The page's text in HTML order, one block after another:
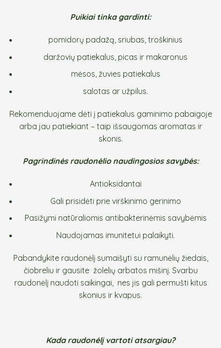
Puikiai tinka gardinti:
pomidorų padažą, sriubas, troškinius
daržovių patiekalus, picas ir makaronus
mėsos, žuvies patiekalus
salotas ar užpilus.
Rekomenduojame dėti į patiekalus gaminimo pabaigoje
arba jau patiekiant – taip išsaugomas aromatas ir
skonis.
Pagrindinės raudonėlio naudingosios savybės:
Antioksidantai
Gali prisidėti prie virškinimo gerinimo
Pasižymi natūraliomis antibakterinėmis savybėmis
Naudojamas imunitetui palaikyti.
Pabandykite raudonėlį sumaišyti su ramunėlių žiedais,
čiobreliu ir gausite žolelių arbatos mišinį. Svarbu
raudonėlį naudoti saikingai, nes jis gali permušti kitus
skonius ir kvapus.
Kada raudonėlį vartoti atsargiau?